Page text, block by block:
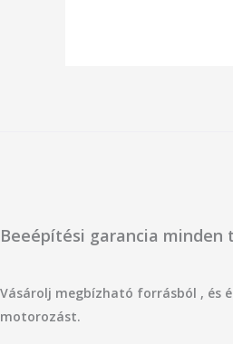
Beeépítési garancia minden
Vásárolj megbízható forrásból , és
motorozást.